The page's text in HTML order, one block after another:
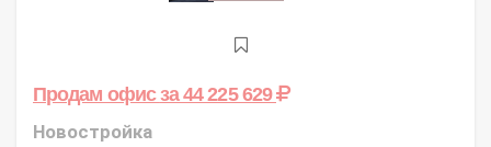
Продам офисза 44 225 629
Новостройка